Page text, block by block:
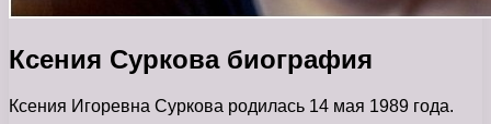
Ксения Суркова биография
Ксения Игоревна Суркова родилась 14 мая 1989 года.